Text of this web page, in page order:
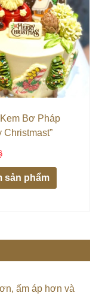
Bơ Pháp
Christmast”
sản phẩm
ấm áp hơn và